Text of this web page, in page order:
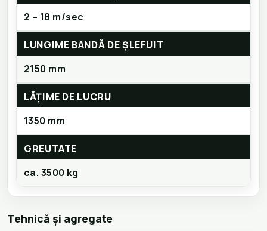
2 – 18 m/sec
LUNGIME BANDĂ DE ȘLEFUIT
2150 mm
LĂȚIME DE LUCRU
1350 mm
GREUTATE
ca. 3500 kg
Tehnică și agregate